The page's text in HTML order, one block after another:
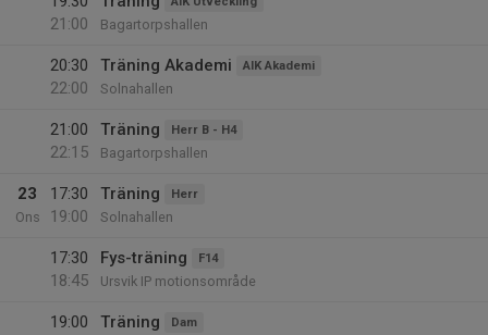
21:00
Bagartorpshallen
20:30
22:00
Träning Akademi AIK Akademi
Solnahallen
21:00
22:15
Träning Herr B - H4
Bagartorpshallen
23
Ons
17:30
19:00
Träning Herr
Solnahallen
17:30
18:45
Fys-träning F14
Ursvik IP motionsområde
19:00
Träning Dam